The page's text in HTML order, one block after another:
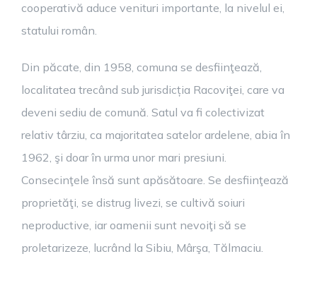
cooperativă aduce venituri importante, la nivelul ei,
statului român.
Din păcate, din 1958, comuna se desfiinţează,
localitatea trecând sub jurisdicția Racoviţei, care va
deveni sediu de comună. Satul va fi colectivizat
relativ târziu, ca majoritatea satelor ardelene, abia în
1962, şi doar în urma unor mari presiuni.
Consecinţele însă sunt apăsătoare. Se desfiinţează
proprietăţi, se distrug livezi, se cultivă soiuri
neproductive, iar oamenii sunt nevoiţi să se
proletarizeze, lucrând la Sibiu, Mârşa, Tălmaciu.